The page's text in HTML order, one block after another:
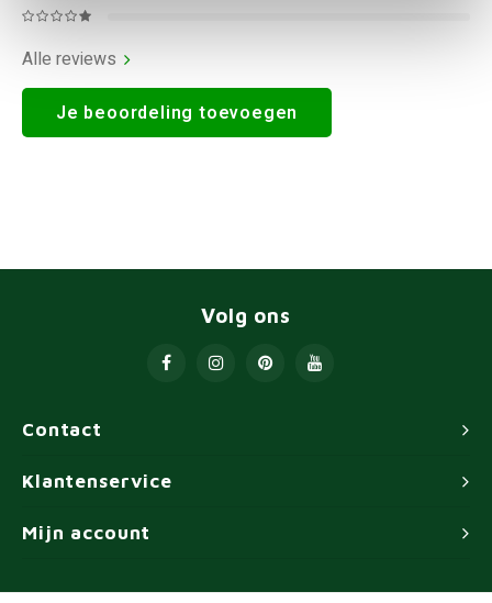
Alle reviews
Je beoordeling toevoegen
Contact
Volg ons
Klantenservice
Mijn account